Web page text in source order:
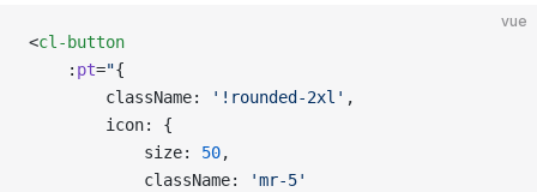
vue
<cl-button
	:
pt="{
		className:
'!rounded-2xl' ,
		icon: {
			size:
50,
			className:
'mr-5'